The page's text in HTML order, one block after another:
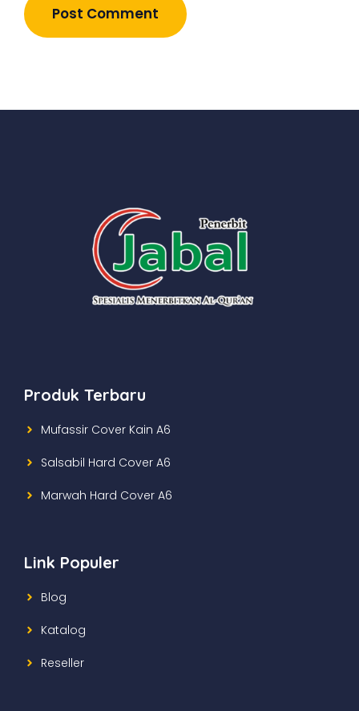
Produk Terbaru
Mufassir Cover Kain A6
Salsabil Hard Cover A6
Marwah Hard Cover A6
Link Populer
Blog
Katalog
Reseller